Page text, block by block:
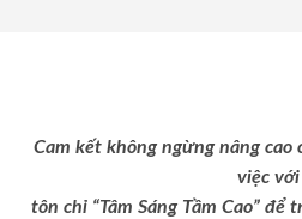
Cam kết không ngừng nâng
việc với
tôn chỉ “Tâm Sáng Tầm Cao”